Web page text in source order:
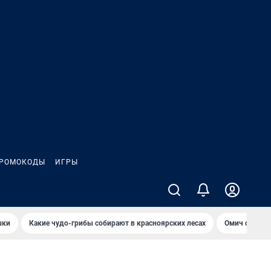
ИГРЫ
Какие чудо-грибы собирают в красноярских лесах Омич